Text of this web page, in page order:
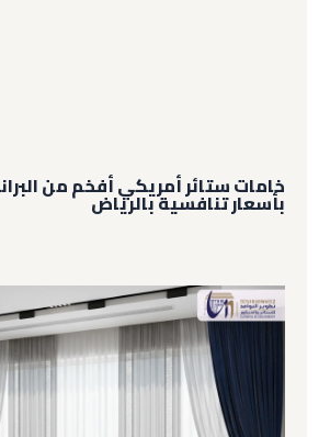
خامات ستائر أمريكي أفخم من
بأسعار تنافسية بالرياض